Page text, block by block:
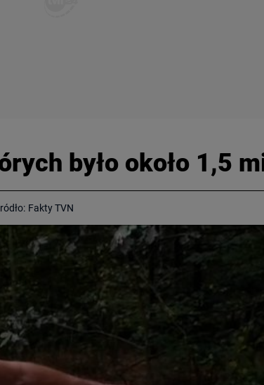
było około 1,5
Fakty TVN